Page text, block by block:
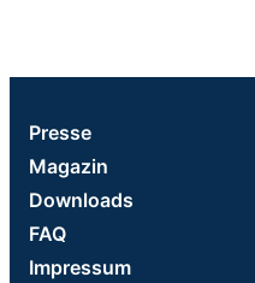
Presse
Magazin
Downloads
FAQ
Impressum